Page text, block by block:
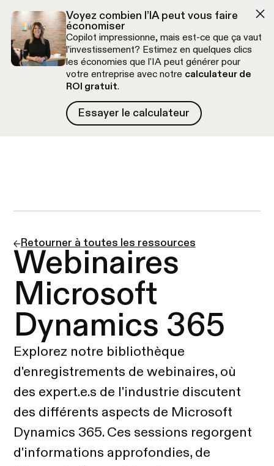
Voyez combien l’IA peut vous faire
économiser
Copilot impressionne, mais est-ce que ça vaut
l’investissement? Estimez en quelques clics
les économies que l'IA peut générer pour
votre entreprise avec notre calculateur de
ROI gratuit.
Essayer le calculateur
Essayer le calculateur
Retourner à toutes les ressources
Webinaires
Microsoft
Dynamics 365
Explorez notre bibliothèque
d'enregistrements de webinaires, où
des expert.e.s de l'industrie discutent
des différents aspects de Microsoft
Dynamics 365. Ces sessions regorgent
d'informations approfondies, de